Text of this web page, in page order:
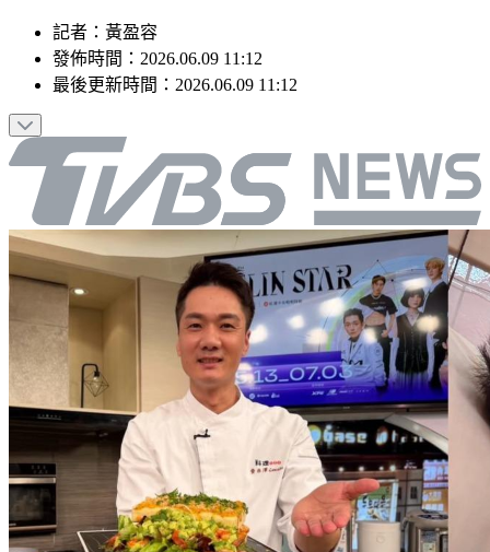
記者 ： 黃盈容
發佈時間： 2026.06.09 11:12
最後更新時間： 2026.06.09 11:12